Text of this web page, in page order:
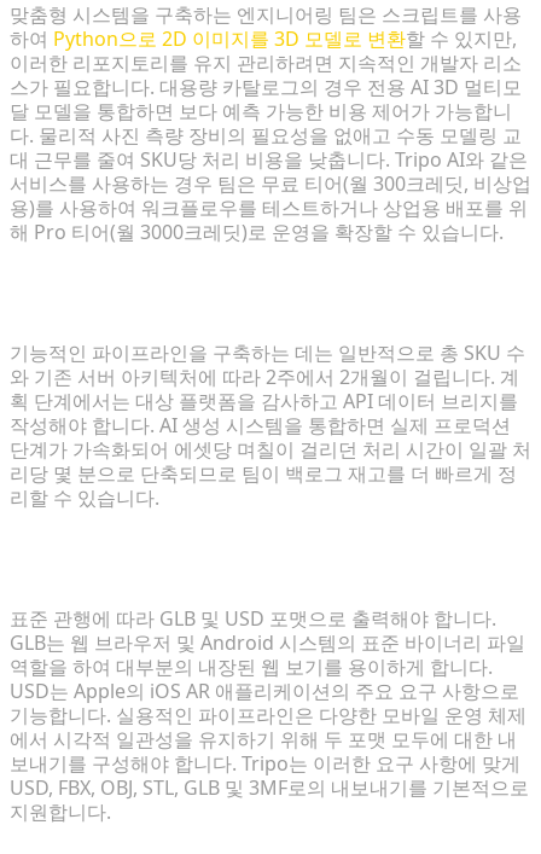
맞춤형 시스템을 구축하는 엔지니어링 팀은 스크립트를 사용
하여 Python으로 2D 이미지를 3D 모델로 변환할 수 있지만,
이러한 리포지토리를 유지 관리하려면 지속적인 개발자 리소
스가 필요합니다. 대용량 카탈로그의 경우 전용 AI 3D 멀티모
달 모델을 통합하면 보다 예측 가능한 비용 제어가 가능합니
다. 물리적 사진 측량 장비의 필요성을 없애고 수동 모델링 교
대 근무를 줄여 SKU당 처리 비용을 낮춥니다. Tripo AI와 같은
서비스를 사용하는 경우 팀은 무료 티어(월 300크레딧, 비상업
용)를 사용하여 워크플로우를 테스트하거나 상업용 배포를 위
해 Pro 티어(월 3000크레딧)로 운영을 확장할 수 있습니다.
기능적인 파이프라인을 구축하는 데는 일반적으로 총 SKU 수
와 기존 서버 아키텍처에 따라 2주에서 2개월이 걸립니다. 계
획 단계에서는 대상 플랫폼을 감사하고 API 데이터 브리지를
작성해야 합니다. AI 생성 시스템을 통합하면 실제 프로덕션
단계가 가속화되어 에셋당 며칠이 걸리던 처리 시간이 일괄 처
리당 몇 분으로 단축되므로 팀이 백로그 재고를 더 빠르게 정
리할 수 있습니다.
표준 관행에 따라 GLB 및 USD 포맷으로 출력해야 합니다.
GLB는 웹 브라우저 및 Android 시스템의 표준 바이너리 파일
역할을 하여 대부분의 내장된 웹 보기를 용이하게 합니다.
USD는 Apple의 iOS AR 애플리케이션의 주요 요구 사항으로
기능합니다. 실용적인 파이프라인은 다양한 모바일 운영 체제
에서 시각적 일관성을 유지하기 위해 두 포맷 모두에 대한 내
보내기를 구성해야 합니다. Tripo는 이러한 요구 사항에 맞게
USD, FBX, OBJ, STL, GLB 및 3MF로의 내보내기를 기본적으로
지원합니다.